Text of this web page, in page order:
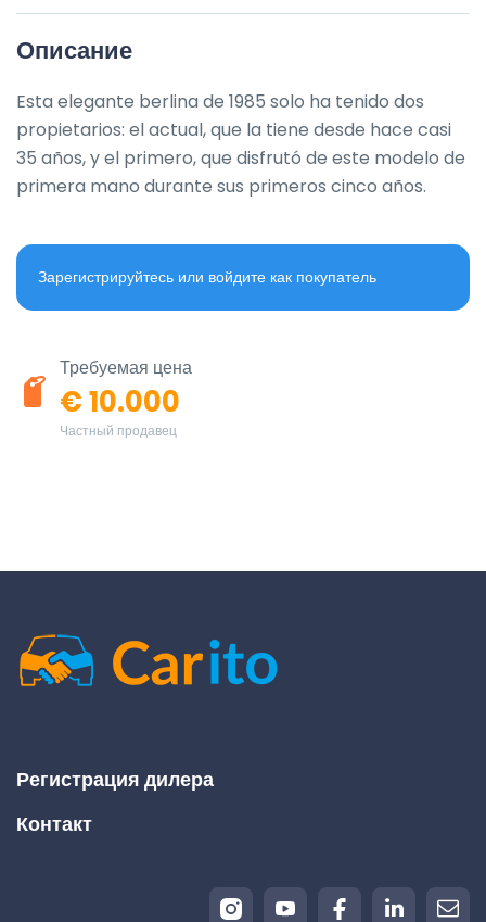
Описание
Esta elegante berlina de 1985 solo ha tenido dos
propietarios: el actual, que la tiene desde hace casi
35 años, y el primero, que disfrutó de este modelo de
primera mano durante sus primeros cinco años.
Зарегистрируйтесь или войдите как покупатель
Требуемая цена
€ 10.000
Частный продавец
Регистрация дилера
Контакт